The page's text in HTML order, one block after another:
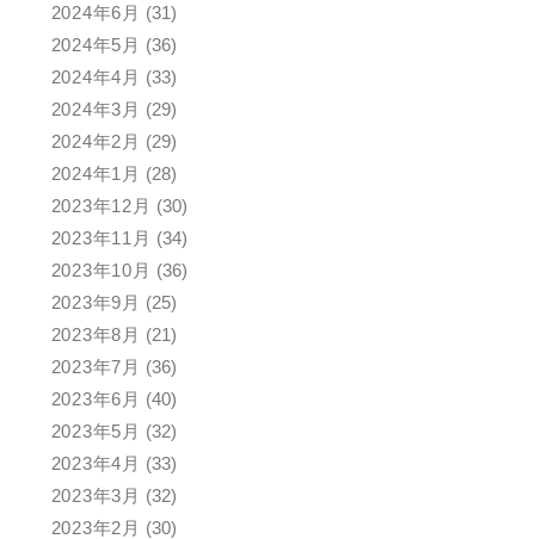
2024年6月 (31)
2024年5月 (36)
2024年4月 (33)
2024年3月 (29)
2024年2月 (29)
2024年1月 (28)
2023年12月 (30)
2023年11月 (34)
2023年10月 (36)
2023年9月 (25)
2023年8月 (21)
2023年7月 (36)
2023年6月 (40)
2023年5月 (32)
2023年4月 (33)
2023年3月 (32)
2023年2月 (30)